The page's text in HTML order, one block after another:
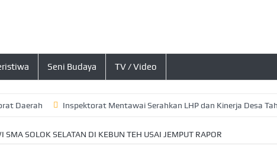
Seni Budaya TV / Video
Inspektorat Mentawai Serahkan LHP dan Kinerja Desa Tahun
SMA SOLOK SELATAN DI KEBUN TEH USAI JEMPUT RAPOR